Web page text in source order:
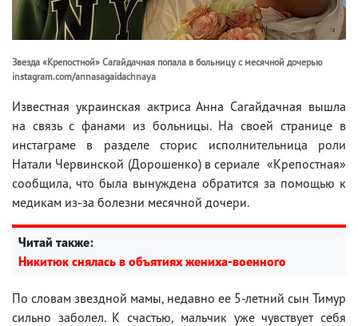
Звезда «Крепостной» Сагайдачная попала в больницу с месячной дочерью
instagram.com/annasagaidachnaya
Известная украинская актриса Анна Сагайдачная вышла
на связь с фанами из больницы. На своей странице в
инстаграме в разделе сторис исполнительница роли
Натали Червинской (Дорошенко) в сериале «Крепостная»
сообщила, что была вынуждена обратится за помощью к
медикам из-за болезни месячной дочери.
Читай также:
Никитюк снялась в объятиях жениха-военного
По словам звездной мамы, недавно ее 5-летний сын Тимур
сильно заболел. К счастью, мальчик уже чувствует себя